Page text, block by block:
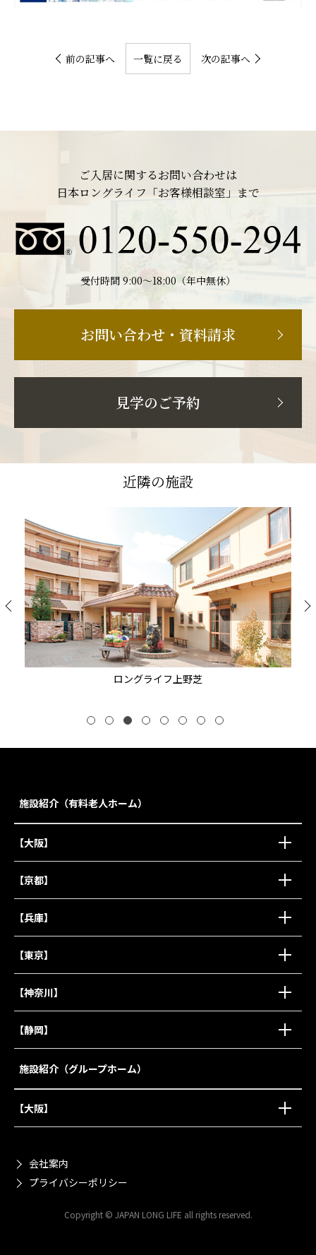
前の記事へ 一覧に戻る 次の記事へ
ご入居に関するお問い合わせは
日本ロングライフ「お客様相談室」まで
受付時間 9:00〜18:00（年中無休）
お問い合わせ・資料請求
見学のご予約
近隣の施設
ロングライフ上野芝
施設紹介（有料老人ホーム）
【大阪】
【京都】
【兵庫】
【東京】
【神奈川】
【静岡】
施設紹介（グループホーム）
【大阪】
会社案内
プライバシーポリシー
Copyright © JAPAN LONG LIFE all rights reserved.